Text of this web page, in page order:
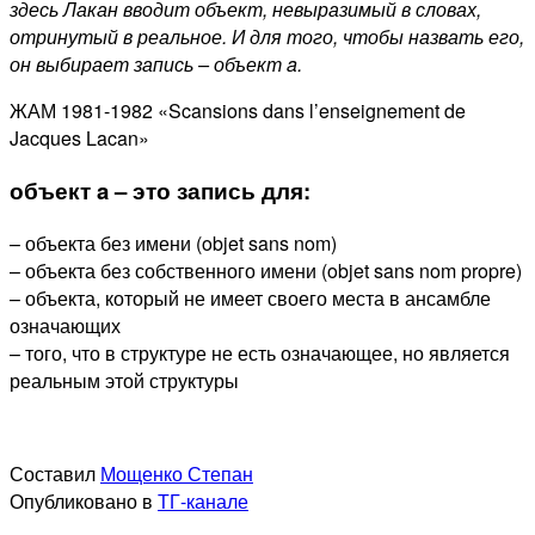
здесь Лакан вводит объект, невыразимый в словах,
отринутый в реальное. И для того, чтобы назвать его,
он выбирает запись – объект a.
ЖАМ 1981-1982 «Scansions dans l’enseignement de
Jacques Lacan»
объект a – это запись для:
– объекта без имени (objet sans nom)
– объекта без собственного имени (objet sans nom propre)
– объекта, который не имеет своего места в ансамбле
означающих
– того, что в структуре не есть означающее, но является
реальным этой структуры
Составил Мощенко Степан
Опубликовано в ТГ-канале